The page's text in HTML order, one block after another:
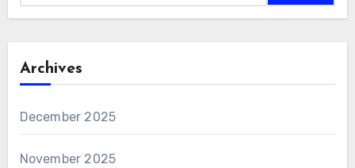
Archives
December 2025
November 2025